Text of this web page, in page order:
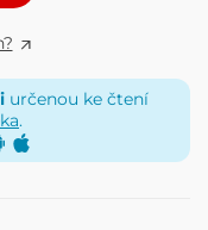
určenou ke čtení
.